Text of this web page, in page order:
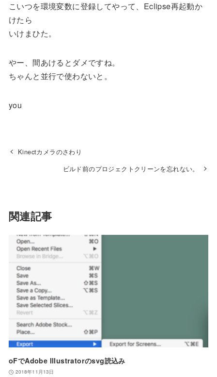
こいつを環境変数に登録してやって、Eclipse再起動か
けたら
いけまひた。
やー、間あけるとダメですね。
ちゃんと並行で使わないと。
you
Kinectカメラのさわり
ビルド前のプロジェクトクリーンを忘れない。
関連記事
oFでAdobe Illustratorのsvg読込み
2018年11月13日